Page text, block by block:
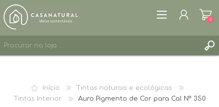
LISTA DE DESEJOS
0
Início
Tintas naturais e ecológicas
Tintas Interior
Auro Pigmento de Cor para Cal Nº 350